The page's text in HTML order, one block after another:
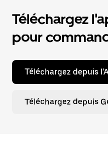
Téléchargez
pour
Téléchargez depuis
Téléchargez depuis